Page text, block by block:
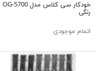
خودکار سی کلاس مدل OG-5700
رنگی
اتمام موجودی